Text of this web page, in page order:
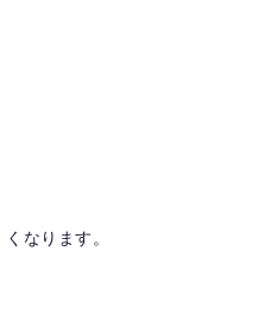
なります。